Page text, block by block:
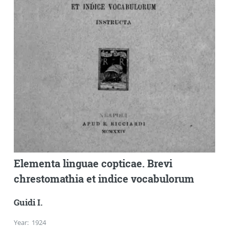
Elementa linguae copticae. Brevi
chrestomathia et indice vocabulorum
Guidi I.
Year: 1924